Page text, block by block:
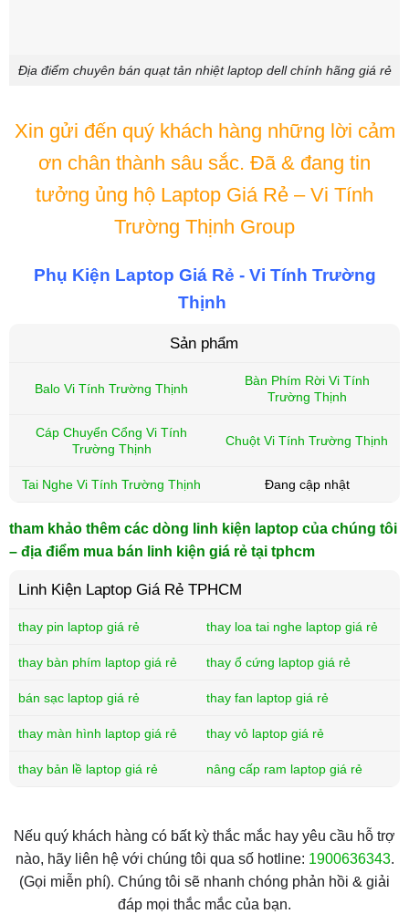
Địa điểm chuyên bán quạt tản nhiệt laptop dell chính hãng giá rẻ
Xin gửi đến quý khách hàng những lời cảm
ơn chân thành sâu sắc. Đã & đang tin
tưởng ủng hộ Laptop Giá Rẻ – Vi Tính
Trường Thịnh Group
Phụ Kiện Laptop Giá Rẻ - Vi Tính Trường
Thịnh
Sản phẩm
Balo Vi Tính Trường Thịnh
Bàn Phím Rời Vi Tính
Trường Thịnh
Cáp Chuyển Cổng Vi Tính
Trường Thịnh
Chuột Vi Tính Trường Thịnh
Tai Nghe Vi Tính Trường Thịnh Đang cập nhật
tham khảo thêm các dòng linh kiện laptop của chúng tôi
– địa điểm mua bán linh kiện giá rẻ tại tphcm
Linh Kiện Laptop Giá Rẻ TPHCM
thay pin laptop giá rẻ thay loa tai nghe laptop giá rẻ
thay bàn phím laptop giá rẻ thay ổ cứng laptop giá rẻ
bán sạc laptop giá rẻ thay fan laptop giá rẻ
thay màn hình laptop giá rẻ thay vỏ laptop giá rẻ
thay bản lề laptop giá rẻ nâng cấp ram laptop giá rẻ
Nếu quý khách hàng có bất kỳ thắc mắc hay yêu cầu hỗ trợ
nào, hãy liên hệ với chúng tôi qua số hotline: 1900636343.
(Gọi miễn phí). Chúng tôi sẽ nhanh chóng phản hồi & giải
đáp mọi thắc mắc của bạn.